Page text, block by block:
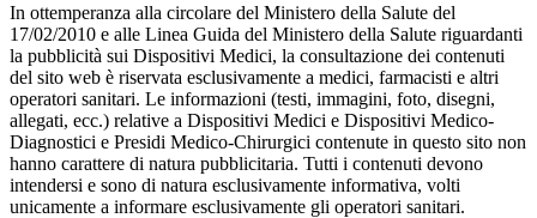
In ottemperanza alla circolare del Ministero della Salute del
17/02/2010 e alle Linea Guida del Ministero della Salute riguardanti
la pubblicità sui Dispositivi Medici, la consultazione dei contenuti
del sito web è riservata esclusivamente a medici, farmacisti e altri
operatori sanitari. Le informazioni (testi, immagini, foto, disegni,
allegati, ecc.) relative a Dispositivi Medici e Dispositivi Medico-
Diagnostici e Presidi Medico-Chirurgici contenute in questo sito non
hanno carattere di natura pubblicitaria. Tutti i contenuti devono
intendersi e sono di natura esclusivamente informativa, volti
unicamente a informare esclusivamente gli operatori sanitari.